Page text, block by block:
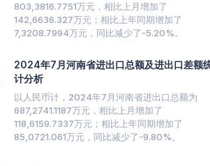
803,3816.7751万元，相比上月增加了
142,6636.327万元；相比上年同期增加了
7,3208.7994万元，同比减少了-5.20%。
2024年7月河南省进出口总额及进出口差额
计分析
以人民币计，2024年7月河南省进出口总额为
687,2741.1187万元，相比上月增加了
118,6159.7337万元；相比上年同期增加了
85,0721.061万元，同比减少了-9.80%。